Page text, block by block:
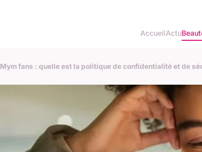
AccueilActu
Mym fans : quelle est la politique de confidentialité et de